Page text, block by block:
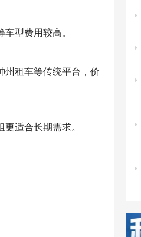
型费用较高。
州租车等传统平台，价
适合长期需求。